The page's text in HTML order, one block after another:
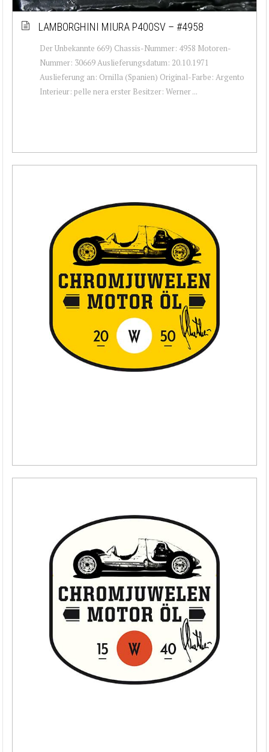
LAMBORGHINI MIURA P400SV – #4958
Der Unbekannte 669) Chassis-Nummer: 4958 Motoren-
Nummer: 30669 Auslieferungsdatum: 20.10.1971
Auslieferung an: Ornilla (Spanien) Original-Farbe: Argento
Interieur: pelle nera erster Besitzer: Werner ...